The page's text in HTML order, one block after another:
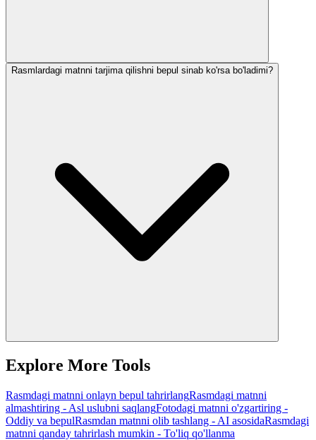
Rasmlardagi matnni tarjima qilishni bepul sinab ko'rsa bo'ladimi?
Explore More Tools
Rasmdagi matnni onlayn bepul tahrirlangRasmdagi matnni
almashtiring - Asl uslubni saqlangFotodagi matnni o'zgartiring -
Oddiy va bepulRasmdan matnni olib tashlang - AI asosidaRasmdagi
matnni qanday tahrirlash mumkin - To'liq qo'llanma